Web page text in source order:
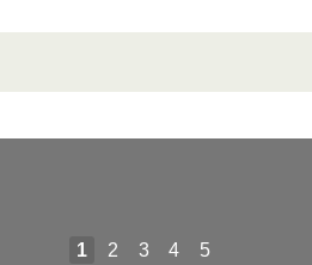
1 2 3 4 5